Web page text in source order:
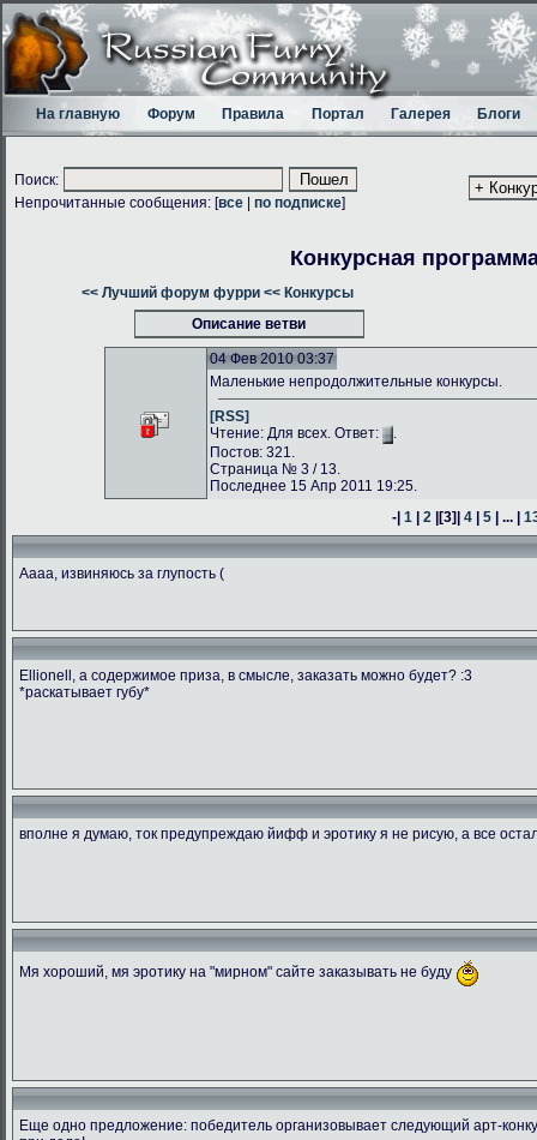
На главную Форум Правила Портал Галерея Блоги
Поиск:
Непрочитанные сообщения: [все по подписке]
Конкурсная
<< Лучший форум фурри << Конкурсы
Описание ветви
04 Фев 2010 03:37
Маленькие непродолжительные конкурсы.
[RSS]
Чтение: Для всех. Ответ:
.
Постов: 321.
Страница № 3 / 13.
Последнее 15 Апр 2011 19:25.
-| 1 | 2 |[3]| 4 | 5 | ... |
Аааа, извиняюсь за глупость (
Ellionell, а содержимое приза, в смысле, заказать можно будет? :3
*раскатывает губу*
вполне я думаю, ток предупреждаю йифф и эротику я не рисую, а все
Мя хороший, мя эротику на "мирном" сайте заказывать не буду
Еще одно предложение: победитель организовывает следующий арт-